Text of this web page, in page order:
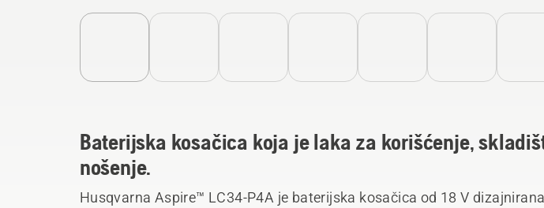
Baterijska kosačica koja je laka za korišćenje,
nošenje.
Husqvarna Aspire™ LC34-P4A je baterijska kosačica od 18 V